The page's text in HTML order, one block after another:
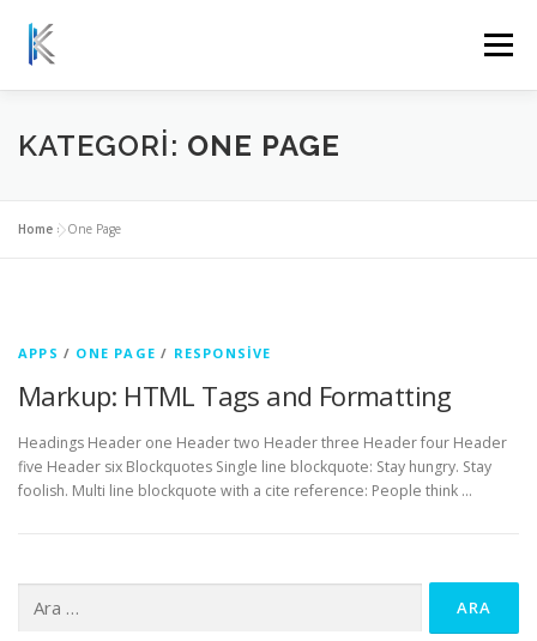
Menü
SUNDUĞUMUZ HIZMETLER HAKKIMIZDA
HABERLER
KATEGORI: ONE PAGE
Home »One Page
APPS / ONE PAGE / RESPONSIVE
Markup: HTML Tags and Formatting
Headings Header one Header two Header three Header four Header
five Header six Blockquotes Single line blockquote: Stay hungry. Stay
foolish. Multi line blockquote with a cite reference: People think …